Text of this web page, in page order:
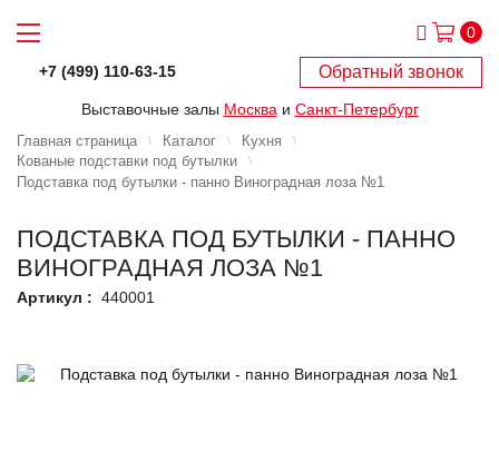
0
+7 (499) 110-63-15 Обратный звонок
Выставочные залы Москва и Санкт-Петербург
Главная страница Каталог
Кухня
Кованые подставки под бутылки
Подставка под бутылки - панно Виноградная лоза №1
ПОДСТАВКА ПОД БУТЫЛКИ - ПАННО
ВИНОГРАДНАЯ ЛОЗА №1
Артикул : 440001